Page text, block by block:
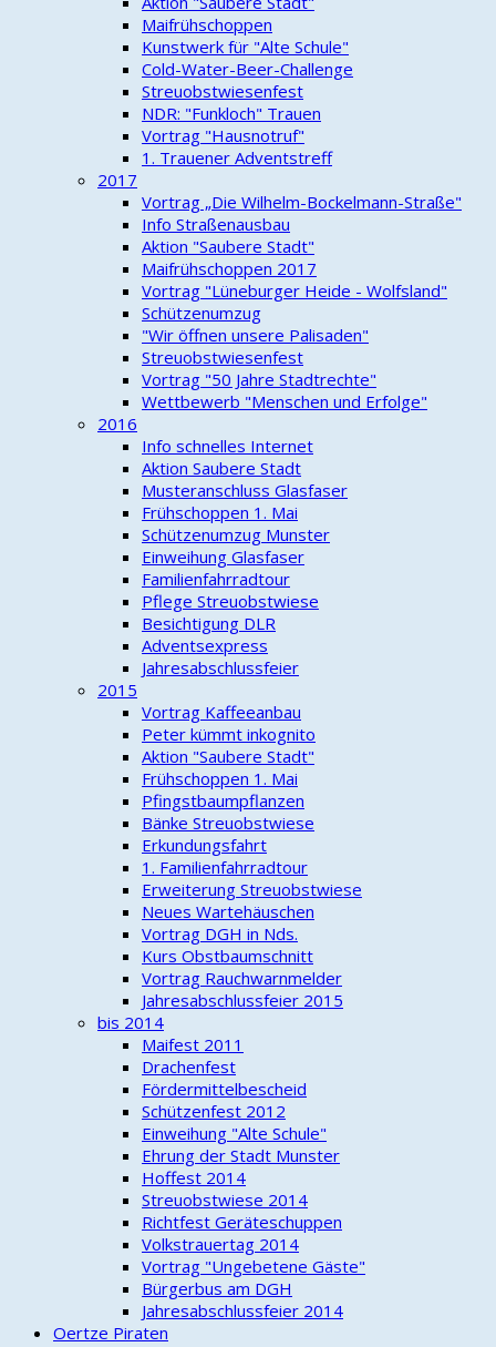
Maifrühschoppen
Kunstwerk für "Alte Schule"
Cold-Water-Beer-Challenge
Streuobstwiesenfest
NDR: "Funkloch" Trauen
Vortrag "Hausnotruf"
1. Trauener Adventstreff
2017
Vortrag „Die Wilhelm-Bockelmann-Straße"
Info Straßenausbau
Aktion "Saubere Stadt"
Maifrühschoppen 2017
Vortrag "Lüneburger Heide - Wolfsland"
Schützenumzug
"Wir öffnen unsere Palisaden"
Streuobstwiesenfest
Vortrag "50 Jahre Stadtrechte"
Wettbewerb "Menschen und Erfolge"
2016
Info schnelles Internet
Aktion Saubere Stadt
Musteranschluss Glasfaser
Frühschoppen 1. Mai
Schützenumzug Munster
Einweihung Glasfaser
Familienfahrradtour
Pflege Streuobstwiese
Besichtigung DLR
Adventsexpress
Jahresabschlussfeier
2015
Vortrag Kaffeeanbau
Peter kümmt inkognito
Aktion "Saubere Stadt"
Frühschoppen 1. Mai
Pfingstbaumpflanzen
Bänke Streuobstwiese
Erkundungsfahrt
1. Familienfahrradtour
Erweiterung Streuobstwiese
Neues Wartehäuschen
Vortrag DGH in Nds.
Kurs Obstbaumschnitt
Vortrag Rauchwarnmelder
Jahresabschlussfeier 2015
bis 2014
Maifest 2011
Drachenfest
Fördermittelbescheid
Schützenfest 2012
Einweihung "Alte Schule"
Ehrung der Stadt Munster
Hoffest 2014
Streuobstwiese 2014
Richtfest Geräteschuppen
Volkstrauertag 2014
Vortrag "Ungebetene Gäste"
Bürgerbus am DGH
Jahresabschlussfeier 2014
Oertze Piraten